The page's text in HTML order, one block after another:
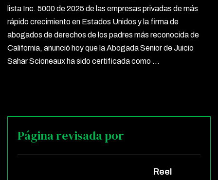
lista Inc. 5000 de 2025 de las empresas privadas de más
rápido crecimiento en Estados Unidos y la firma de
abogados de derechos de los padres más reconocida de
California, anunció hoy que la Abogada Senior de Juicio
Sahar Scioneaux ha sido certificada como …
Página revisada por
Reel